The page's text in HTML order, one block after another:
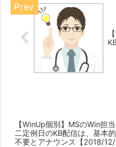
【WinUp個別】MSのWin担
二定例日のKB配信は、基本
不要とアナウンス【2018/12/